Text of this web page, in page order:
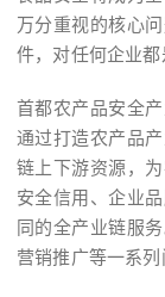
万分重视的核心
件，对任何企业都
首都农产品安全
通过打造农产品
链上下游资源，
安全信用、企业
同的全产业链服
营销推广等一系列